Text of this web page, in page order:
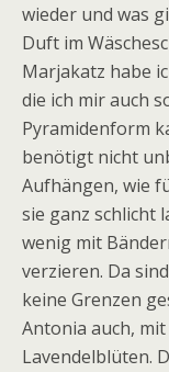
wieder und was
Duft im
Marjakatz habe
die ich mir auch
Pyramidenform
benötigt nicht
Aufhängen, wie
sie ganz schlicht
wenig mit
verzieren. Da
keine Grenzen
Antonia auch,
Lavendelblüten.